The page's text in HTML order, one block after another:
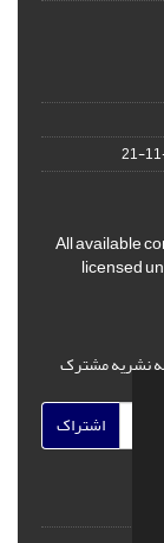
All available
licensed
نشریه مشترک
اشتراک